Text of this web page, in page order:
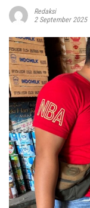
Redaksi
2 September 2025